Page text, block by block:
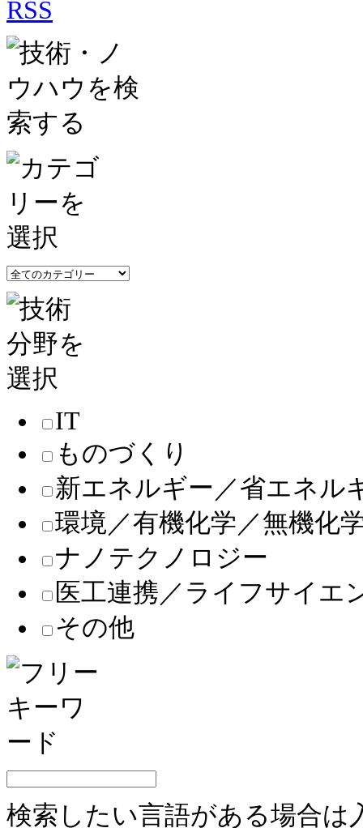
IT
ものづくり
新エネルギー／省エネル
環境／有機化学／無機化
ナノテクノロジー
医工連携／ライフサイエ
その他
検索したい言語がある場合は